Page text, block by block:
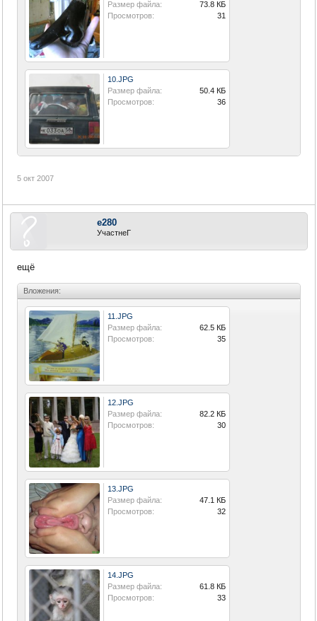
Размер файла:
73.8 КБ
Просмотров:
31
10.JPG
Размер файла:
50.4 КБ
Просмотров:
36
5 окт 2007
e280
УчастнеГ
ещё
Вложения:
11.JPG
Размер файла:
62.5 КБ
Просмотров:
35
12.JPG
Размер файла:
82.2 КБ
Просмотров:
30
13.JPG
Размер файла:
47.1 КБ
Просмотров:
32
14.JPG
Размер файла:
61.8 КБ
Просмотров:
33